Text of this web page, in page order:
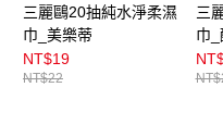
付款後門市自取
每筆NT$100，滿NT$399(含
三麗鷗20抽純水淨柔濕
巾_美樂蒂
NT$19
NT$22
三
巾